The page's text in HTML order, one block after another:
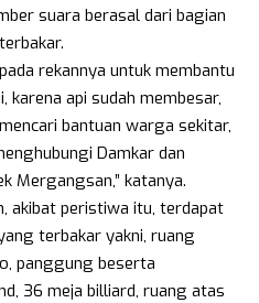
suara berasal dari bagian
rekannya untuk membantu
karena api sudah membesar,
bantuan warga sekitar,
Damkar dan
Mergangsan,” katanya.
akibat peristiwa itu, terdapat
terbakar yakni, ruang
panggung beserta
36 meja billiard, ruang atas